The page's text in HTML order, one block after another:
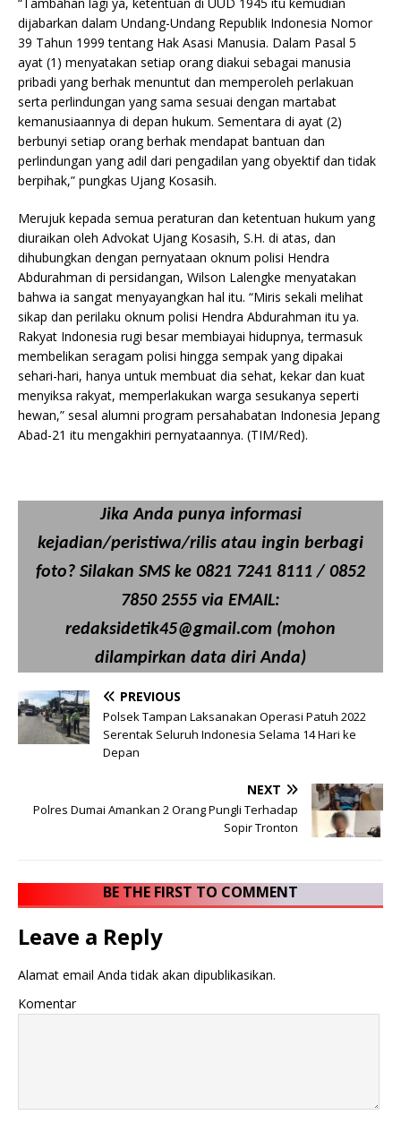
dijabarkan dalam Undang-Undang Republik Indonesia Nomor
39 Tahun 1999 tentang Hak Asasi Manusia. Dalam Pasal 5
ayat (1) menyatakan setiap orang diakui sebagai manusia
pribadi yang berhak menuntut dan memperoleh perlakuan
serta perlindungan yang sama sesuai dengan martabat
kemanusiaannya di depan hukum. Sementara di ayat (2)
berbunyi setiap orang berhak mendapat bantuan dan
perlindungan yang adil dari pengadilan yang obyektif dan tidak
berpihak,” pungkas Ujang Kosasih.
Merujuk kepada semua peraturan dan ketentuan hukum yang
diuraikan oleh Advokat Ujang Kosasih, S.H. di atas, dan
dihubungkan dengan pernyataan oknum polisi Hendra
Abdurahman di persidangan, Wilson Lalengke menyatakan
bahwa ia sangat menyayangkan hal itu. “Miris sekali melihat
sikap dan perilaku oknum polisi Hendra Abdurahman itu ya.
Rakyat Indonesia rugi besar membiayai hidupnya, termasuk
membelikan seragam polisi hingga sempak yang dipakai
sehari-hari, hanya untuk membuat dia sehat, kekar dan kuat
menyiksa rakyat, memperlakukan warga sesukanya seperti
hewan,” sesal alumni program persahabatan Indonesia Jepang
Abad-21 itu mengakhiri pernyataannya. (TIM/Red).
Jika Anda punya informasi
kejadian/peristiwa/rilis atau ingin berbagi
foto? Silakan SMS ke 0821 7241 8111 / 0852
7850 2555 via EMAIL:
redaksidetik45@gmail.com (mohon
dilampirkan data diri Anda)
PREVIOUS
Polsek Tampan Laksanakan Operasi Patuh 2022
Serentak Seluruh Indonesia Selama 14 Hari ke
Depan
NEXT
Polres Dumai Amankan 2 Orang Pungli Terhadap
Sopir Tronton
BE THE FIRST TO COMMENT
Leave a Reply
Alamat email Anda tidak akan dipublikasikan.
Komentar